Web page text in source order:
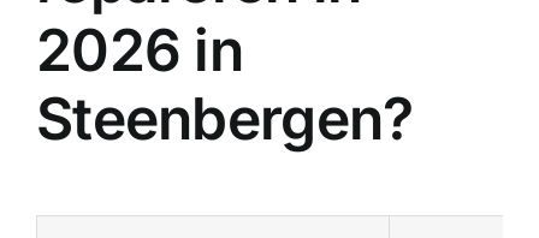
2026 in
Steenbergen?